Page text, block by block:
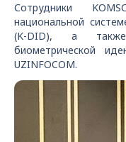
Сотрудники
национальной
(K-DID), а
биометрической
UZINFOCOM.